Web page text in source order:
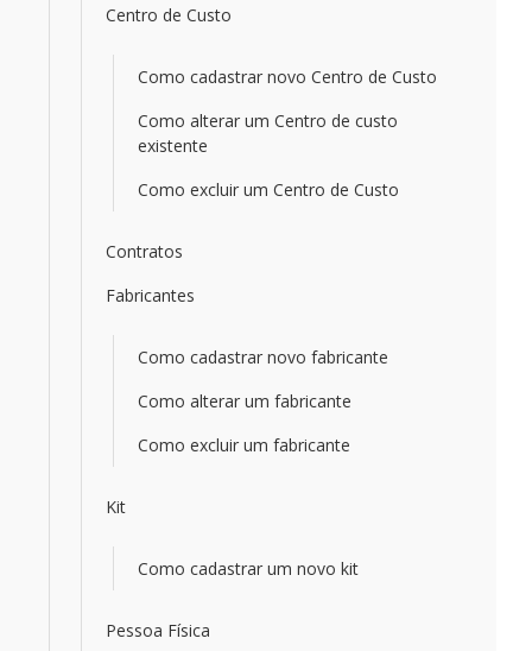
Centro de Custo
Como cadastrar novo Centro de Custo
Como alterar um Centro de custo
existente
Como excluir um Centro de Custo
Contratos
Fabricantes
Como cadastrar novo fabricante
Como alterar um fabricante
Como excluir um fabricante
Kit
Como cadastrar um novo kit
Pessoa Física